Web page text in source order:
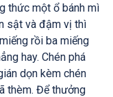
thức một ổ bánh mì
sật và đậm vị thì
rồi ba miếng
hay. Chén phá
dọn kèm chén
thèm. Để thưởng